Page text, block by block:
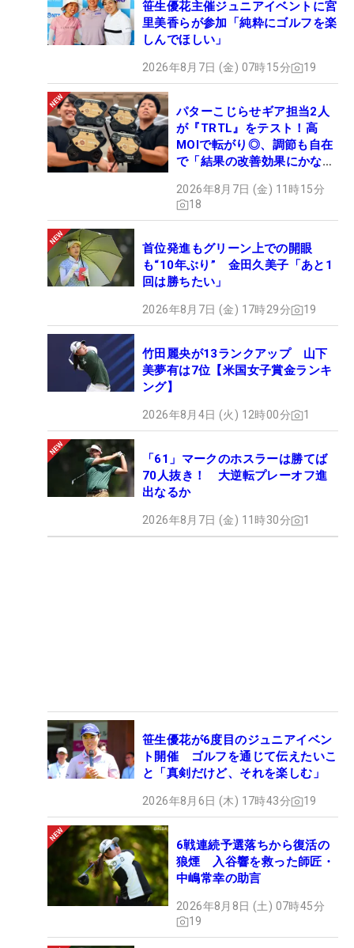
笹生優花主催ジュニアイベントに宮
里美香らが参加「純粋にゴルフを楽
しんでほしい」
2026年8月7日 (金) 07時15分 19
パターこじらせギア担当2人
が『TRTL』をテスト！高
MOIで転がり◎、調節も自在
で「結果の改善効果にかなり
2026年8月7日 (金) 11時15分
18
首位発進もグリーン上での開眼
も“10年ぶり” 金田久美子「あと1
回は勝ちたい」
2026年8月7日 (金) 17時29分 19
竹田麗央が13ランクアップ 山下
美夢有は7位【米国女子賞金ランキ
ング】
2026年8月4日 (火) 12時00分 1
「61」マークのホスラーは勝てば
70人抜き！ 大逆転プレーオフ進
出なるか
2026年8月7日 (金) 11時30分 1
笹生優花が6度目のジュニアイベン
ト開催 ゴルフを通じて伝えたいこ
と「真剣だけど、それを楽しむ」
2026年8月6日 (木) 17時43分 19
6戦連続予選落ちから復活の
狼煙 入谷響を救った師匠・
中嶋常幸の助言
2026年8月8日 (土) 07時45分
19